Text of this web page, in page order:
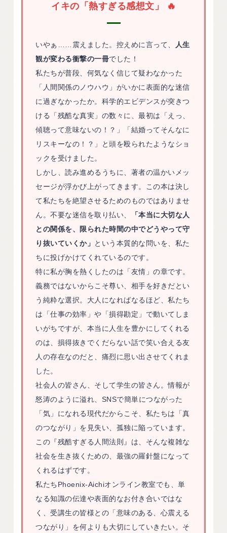
イキの「熱すぎる感想文」 🔥
いやぁ……震えました。控えめに言って、
人生
観が変わる衝撃の一冊でした！
私たちが普段、何気なく信じて疑わなかった
「人間関係のノウハウ」がいかに表面的な迷信
に過ぎなかったか。科学的エビデンスが突きつ
ける「残酷な真実」の数々に、最初は「えっ、
傾聴って意味ないの！？」「結婚ってそんなに
リスキーなの！？」と頭を殴られたようなショ
ックを受けました。
しかし、読み進めるうちに、著者の温かいメッ
セージが浮かび上がってきます。この本は決し
て私たちを絶望させるためのものではありませ
ん。不要な迷信を取り払い、
「本当に大切な人
との関係を、限られた時間の中でどうやって守
り抜いていくか」 という本質的な問いを、私た
ちに投げかけてくれているのです。
特に私が胸を熱くしたのは「友情」の章です。
義務ではないからこそ尊い、相手を好きだとい
う純粋な選択。大人になればなるほど、私たち
は「仕事の効率」や「損得勘定」で動いてしま
いがちですが、本当に人生を豊かにしてくれる
のは、損得抜きでくだらない話で笑い合える友
人の存在なのだと、痛烈に思い出させてくれま
した。
社会人の皆さん、そして学生の皆さん。情報が
怒涛のように溢れ、SNSで簡単につながった
「気」になれる現代だからこそ、私たちは「真
のつながり」を見失い、孤独に陥っています。
この『残酷すぎる人間法則』は、そんな複雑な
社会を生き抜くための、最強の羅針盤になって
くれるはずです。
私たちPhoenix-Aichiオンライン教室でも、単
なる知識の伝達や表面的なお付き合いではな
く、受講生の皆様との「意味のある、心震える
つながり」を何よりも大切にしていきたい。そ